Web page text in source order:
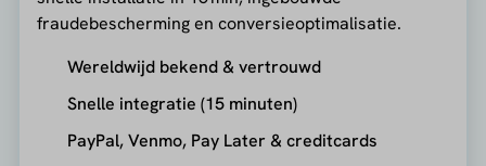
fraudebescherming en conversieoptimalisatie.
Wereldwijd bekend & vertrouwd
Snelle integratie (15 minuten)
PayPal, Venmo, Pay Later & creditcards